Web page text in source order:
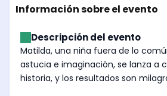
Información sobre el evento
Descripción del evento
Matilda, una niña fuera de lo
astucia e imaginación, se lanza a
historia, y los resultados son